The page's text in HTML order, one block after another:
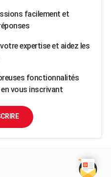
facilement et
expertise et aidez les
fonctionnalités
vous inscrivant